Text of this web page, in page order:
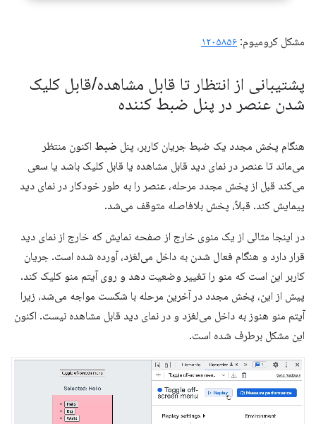
مشکل کرومیوم: ۱۲۰۵۸۵۶
پشتیبانی از انتظار تا قابل مشاهده/قابل کلیک
شدن عنصر در پنل ضبط کننده
هنگام پخش مجدد یک ضبط جریان کاربر، پنل ضبط اکنون منتظر
می‌ماند تا عنصر در نمای دید قابل مشاهده یا قابل کلیک باشد یا سعی
می‌کند قبل از پخش مجدد مرحله، عنصر را به طور خودکار در نمای دید
پیمایش کند. قبلاً، پخش بلافاصله متوقف می‌شد.
در اینجا مثالی از یک منوی خارج از صفحه نمایش که خارج از نمای دید
قرار دارد و هنگام فعال شدن به داخل می‌لغزد، آورده شده است. جریان
کاربر این است که منو را تغییر وضعیت دهد و روی آیتم منو کلیک کند.
پیش از این، پخش مجدد در آخرین مرحله با شکست مواجه می‌شد، زیرا
آیتم منو هنوز به داخل می‌لغزد و در نمای دید قابل مشاهده نیست. اکنون
این مشکل برطرف شده است.